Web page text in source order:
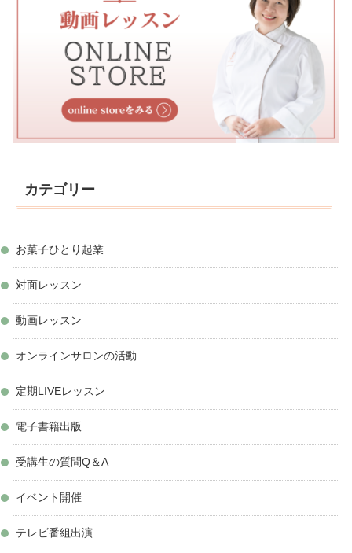
カテゴリー
お菓子ひとり起業
対面レッスン
動画レッスン
オンラインサロンの活動
定期LIVEレッスン
電子書籍出版
受講生の質問Q＆A
イベント開催
テレビ番組出演